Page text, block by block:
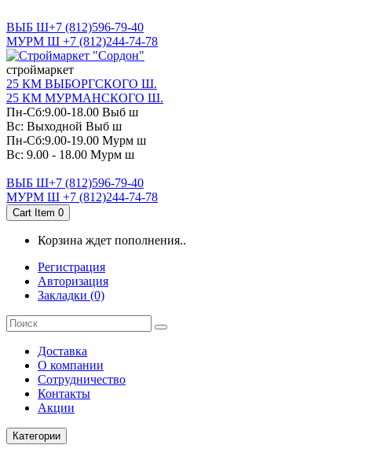
ВЫБ Ш+7 (812)596-79-40
МУРМ Ш +7 (812)244-74-78
cтроймаркет
25 КМ ВЫБОРГСКОГО Ш.
25 КМ МУРМАНСКОГО Ш.
Пн-Сб:9.00-18.00 Выб ш
Вс: Выходной Выб ш
Пн-Сб:9.00-19.00 Мурм ш
Вс: 9.00 - 18.00 Мурм ш
ВЫБ Ш+7 (812)596-79-40
МУРМ Ш +7 (812)244-74-78
Cart Item 0
Корзина ждет пополнения..
Регистрация
Авторизация
Закладки (0)
Доставка
О компании
Cотрудничество
Контакты
Акции
Категории